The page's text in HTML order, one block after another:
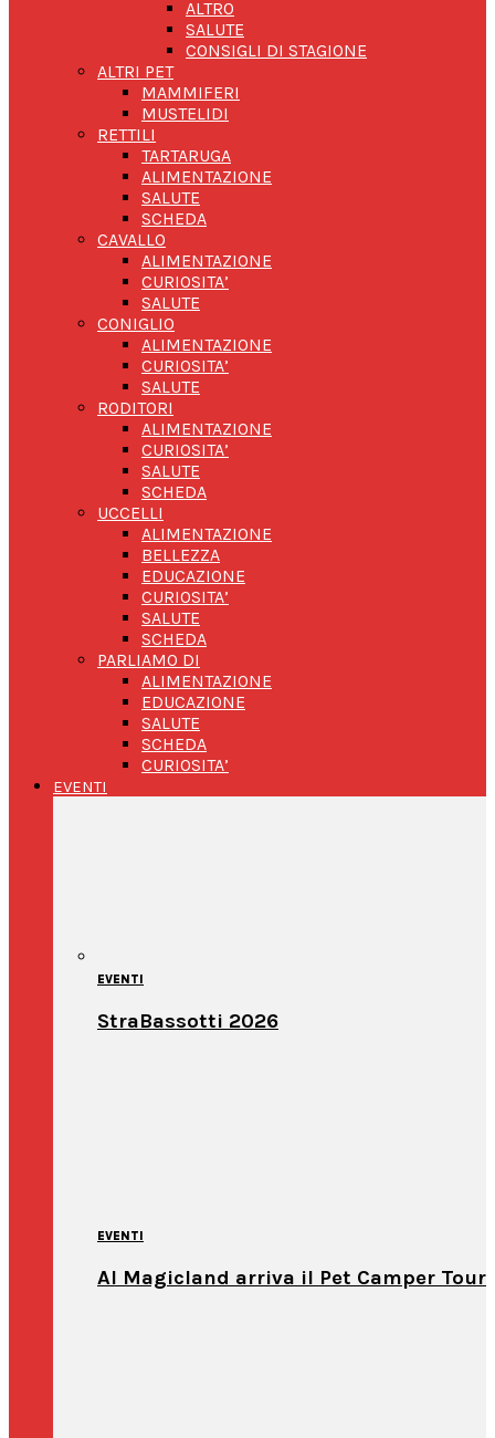
ALTRO
SALUTE
CONSIGLI DI STAGIONE
ALTRI PET
MAMMIFERI
MUSTELIDI
RETTILI
TARTARUGA
ALIMENTAZIONE
SALUTE
SCHEDA
CAVALLO
ALIMENTAZIONE
CURIOSITA’
SALUTE
CONIGLIO
ALIMENTAZIONE
CURIOSITA’
SALUTE
RODITORI
ALIMENTAZIONE
CURIOSITA’
SALUTE
SCHEDA
UCCELLI
ALIMENTAZIONE
BELLEZZA
EDUCAZIONE
CURIOSITA’
SALUTE
SCHEDA
PARLIAMO DI
ALIMENTAZIONE
EDUCAZIONE
SALUTE
SCHEDA
CURIOSITA’
EVENTI
EVENTI
StraBassotti 2026
EVENTI
Al Magicland arriva il Pet Camper Tour